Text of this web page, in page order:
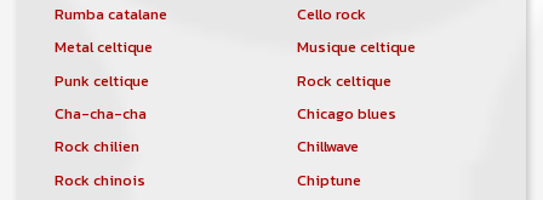
Rumba catalane
Cello rock
Metal celtique
Musique celtique
Punk celtique
Rock celtique
Cha-cha-cha
Chicago blues
Rock chilien
Chillwave
Rock chinois
Chiptune